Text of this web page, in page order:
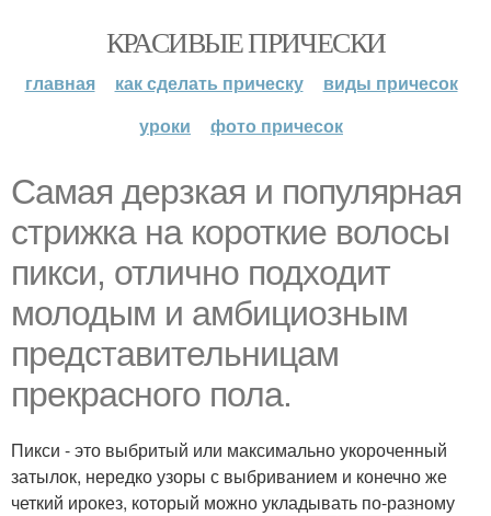
КРАСИВЫЕ ПРИЧЕСКИ
главная как сделать прическу
виды причесок
уроки
фото причесок
Самая дерзкая и популярная
стрижка на короткие волосы
пикси, отлично подходит
молодым и амбициозным
представительницам
прекрасного пола.
Пикси - это выбритый или максимально укороченный
затылок, нередко узоры с выбриванием и конечно же
четкий ирокез, который можно укладывать по-разному